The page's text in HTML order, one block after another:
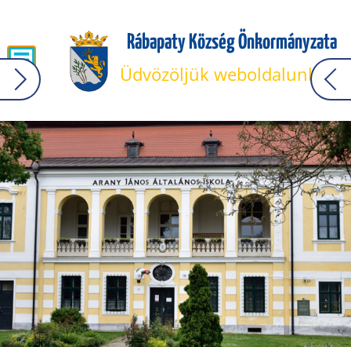
Rábapaty Község Önkormányzata
Üdvözöljük weboldalunkon!